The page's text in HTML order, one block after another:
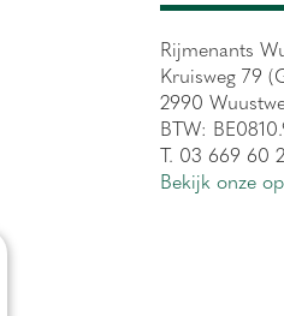
Rijmenants
Kruisweg 79
2990
BTW:
T. 03 669 60
Bekijk onze